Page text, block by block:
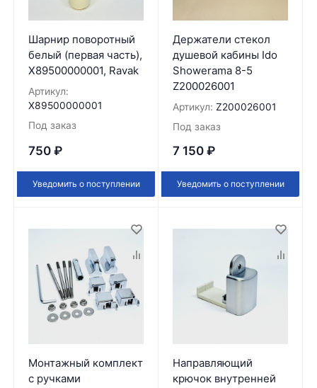
Шарнир поворотный
белый (первая часть),
X89500000001, Ravak
Артикул:
X89500000001
Под заказ
750 ₽
Уведомить о поступлении
Держатели стекол
душевой кабины Ido
Showerama 8-5
Z200026001
Артикул: Z200026001
Под заказ
7 150 ₽
Уведомить о поступлении
Монтажный комплект
с ручками
Направляющий
крючок внутренней